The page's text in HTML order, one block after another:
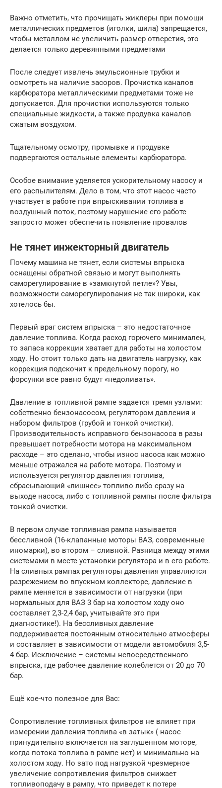
Важно отметить, что прочищать жиклеры при помощи
металлических предметов (иголки, шила) запрещается,
чтобы металлом не увеличить размер отверстия, это
делается только деревянными предметами
После следует извлечь эмульсионные трубки и
осмотреть на наличие засоров. Прочистка каналов
карбюратора металлическими предметами тоже не
допускается. Для прочистки используются только
специальные жидкости, а также продувка каналов
сжатым воздухом.
Тщательному осмотру, промывке и продувке
подвергаются остальные элементы карбюратора.
Особое внимание уделяется ускорительному насосу и
его распылителям. Дело в том, что этот насос часто
участвует в работе при впрыскивании топлива в
воздушный поток, поэтому нарушение его работе
запросто может обеспечить появление провалов
Не тянет инжекторный двигатель
Почему машина не тянет, если системы впрыска
оснащены обратной связью и могут выполнять
саморегулирование в «замкнутой петле»? Увы,
возможности саморегулирования не так широки, как
хотелось бы.
Первый враг систем впрыска – это недостаточное
давление топлива. Когда расход горючего минимален,
то запаса коррекции хватает для работы на холостом
ходу. Но стоит только дать на двигатель нагрузку, как
коррекция подскочит к предельному порогу, но
форсунки все равно будут «недоливать».
Давление в топливной рампе задается тремя узлами:
собственно бензонасосом, регулятором давления и
набором фильтров (грубой и тонкой очистки).
Производительность исправного бензонасоса в разы
превышает потребности мотора на максимальном
расходе – это сделано, чтобы износ насоса как можно
меньше отражался на работе мотора. Поэтому и
используется регулятор давления топлива,
сбрасывающий «лишнее» топливо либо сразу на
выходе насоса, либо с топливной рампы после фильтра
тонкой очистки.
В первом случае топливная рампа называется
бессливной (16-клапанные моторы ВАЗ, современные
иномарки), во втором – сливной. Разница между этими
системами в месте установки регулятора и в его работе.
На сливных рампах регуляторы давления управляются
разрежением во впускном коллекторе, давление в
рампе меняется в зависимости от нагрузки (при
нормальных для ВАЗ 3 бар на холостом ходу оно
составляет 2,3-2,4 бар, учитывайте это при
диагностике!). На бессливных давление
поддерживается постоянным относительно атмосферы
и составляет в зависимости от модели автомобиля 3,5-
4 бар. Исключение – системы непосредственного
впрыска, где рабочее давление колеблется от 20 до 70
бар.
Ещё кое-что полезное для Вас:
Сопротивление топливных фильтров не влияет при
измерении давления топлива «в затык» ( насос
принудительно включается на заглушенном моторе,
когда потока топлива в рампе нет) и минимально на
холостом ходу. Но зато под нагрузкой чрезмерное
увеличение сопротивления фильтров снижает
топливоподачу в рампу, что приведет к потере